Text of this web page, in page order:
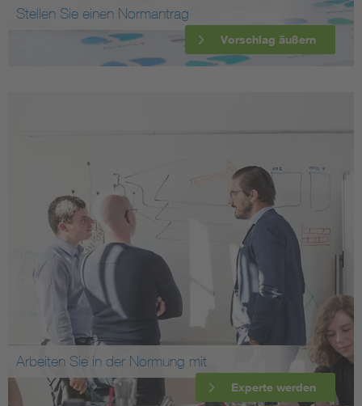
Stellen Sie einen Normantrag
Vorschlag äußern
Arbeiten Sie in der Normung mit
Experte werden